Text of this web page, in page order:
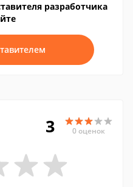
разработчика
3 0 оценок